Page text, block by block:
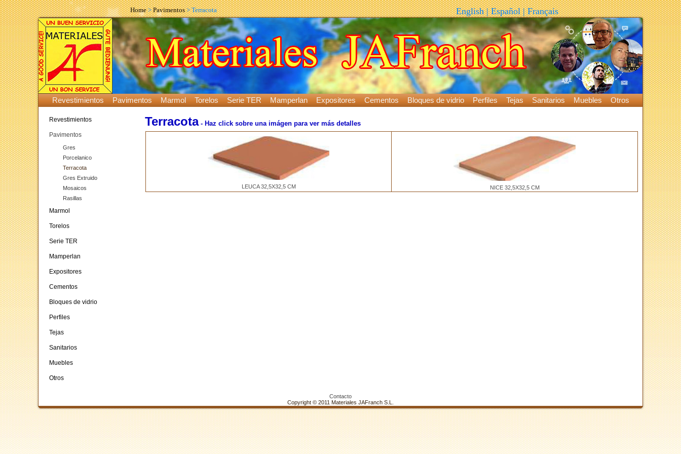
Home>Pavimentos> Terracota English|Español|Français
Revestimientos Pavimentos Marmol Torelos Serie TER Mamperlan Expositores Cementos Bloques de vidrio Perfiles Tejas Sanitarios Muebles Otros
Revestimientos
Pavimentos
Gres
Porcelanico
Terracota
Gres Extruido
Mosaicos
Rasillas
Marmol
Torelos
Serie TER
Mamperlan
Expositores
Cementos
Bloques de vidrio
Perfiles
Tejas
Sanitarios
Muebles
Otros
Terracota- Haz click sobre una imágen para ver más detalles
LEUCA 32,5X32,5 CM NICE 32,5X32,5 CM
Contacto
Copyright © 2011 Materiales JAFranch S.L.